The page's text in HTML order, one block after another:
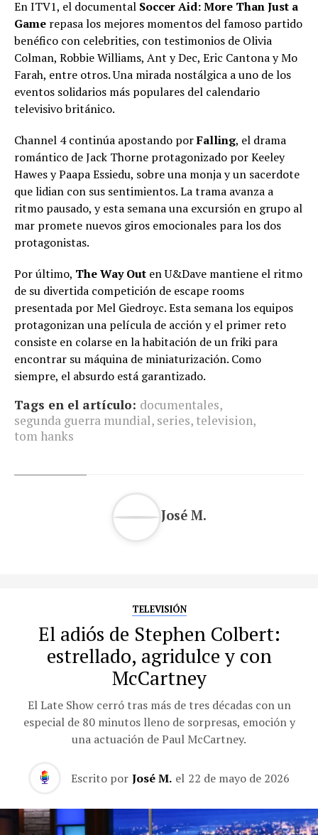
En ITV1, el documental Soccer Aid: More Than Just a
Game repasa los mejores momentos del famoso partido
benéfico con celebrities, con testimonios de Olivia
Colman, Robbie Williams, Ant y Dec, Eric Cantona y Mo
Farah, entre otros. Una mirada nostálgica a uno de los
eventos solidarios más populares del calendario
televisivo británico.
Channel 4 continúa apostando porFalling, el drama
romántico de Jack Thorne protagonizado por Keeley
Hawes y Paapa Essiedu, sobre una monja y un sacerdote
que lidian con sus sentimientos. La trama avanza a
ritmo pausado, y esta semana una excursión en grupo al
mar promete nuevos giros emocionales para los dos
protagonistas.
Por último, The Way Out en U&Dave mantiene el ritmo
de su divertida competición de escape rooms
presentada por Mel Giedroyc. Esta semana los equipos
protagonizan una película de acción y el primer reto
consiste en colarse en la habitación de un friki para
encontrar su máquina de miniaturización. Como
siempre, el absurdo está garantizado.
Tags en el artículo: documentales,
segunda guerra mundial, series, television,
tom hanks
José M.
TELEVISIÓN
El adiós de Stephen Colbert:
estrellado, agridulce y con
McCartney
El Late Show cerró tras más de tres décadas con un
especial de 80 minutos lleno de sorpresas, emoción y
una actuación de Paul McCartney.
Escrito por José M. el 22 de mayo de 2026